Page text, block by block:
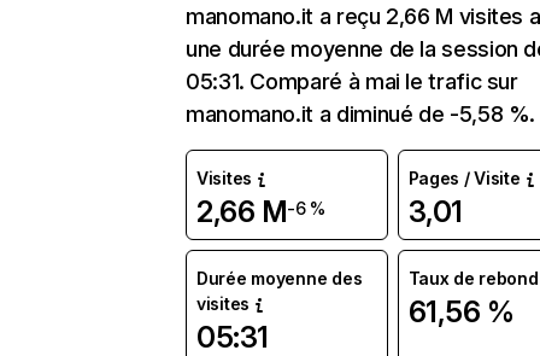
manomano.it a reçu 2,66 M visites
une durée moyenne de la session
05:31. Comparé à mai le trafic sur
manomano.it a diminué de -5,58 %.
Visites
2,66 M-6 %
Pages / Visite
3,01
Durée moyenne des
visites
05:31
Taux de rebond
61,56 %